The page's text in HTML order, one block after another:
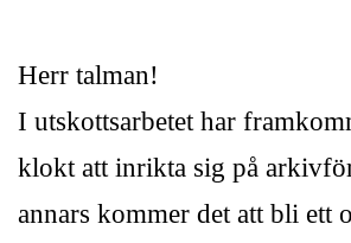
Herr talman!
I utskottsarbetet har
klokt att inrikta sig på
annars kommer det att bli ett